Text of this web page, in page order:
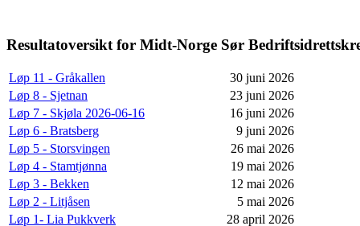
Resultatoversikt for Midt-Norge Sør
Løp 11 - Gråkallen
30 juni 2026
Løp 8 - Sjetnan
23 juni 2026
Løp 7 - Skjøla 2026-06-16
16 juni 2026
Løp 6 - Bratsberg
9 juni 2026
Løp 5 - Storsvingen
26 mai 2026
Løp 4 - Stamtjønna
19 mai 2026
Løp 3 - Bekken
12 mai 2026
Løp 2 - Litjåsen
5 mai 2026
Løp 1- Lia Pukkverk
28 april 2026